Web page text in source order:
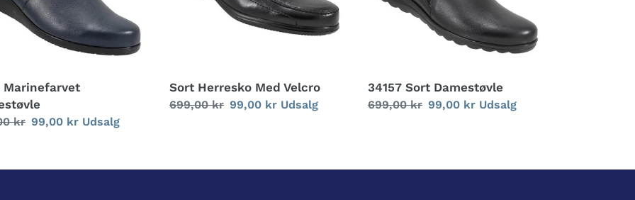
Marinefarvet
kr Udsalgspris
99,00 kr Udsalg
Sort Herresko Med Velcro
Normalpris
699,00 kr Udsalgspris
99,00 kr Udsalg
34157 Sort Damestøvle
Normalpris
699,00 kr Udsalgspris
99,00 kr Udsalg